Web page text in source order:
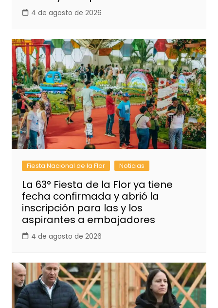
4 de agosto de 2026
Fiesta Nacional de la Flor Noticias
La 63° Fiesta de la Flor ya tiene
fecha confirmada y abrió la
inscripción para las y los
aspirantes a embajadores
4 de agosto de 2026